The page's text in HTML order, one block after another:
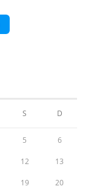
S D
5 6
12 13
19 20